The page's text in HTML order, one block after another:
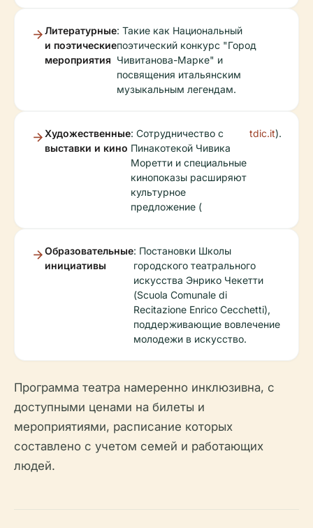
Литературные
и поэтические
мероприятия
: Такие как Национальный
поэтический конкурс "Город
Чивитанова-Марке" и
посвящения итальянским
музыкальным легендам.
Художественные
выставки и кино
: Сотрудничество с
Пинакотекой Чивика
Моретти и специальные
кинопоказы расширяют
культурное
предложение (
tdic.it).
Образовательные
инициативы
: Постановки Школы
городского театрального
искусства Энрико Чекетти
(Scuola Comunale di
Recitazione Enrico Cecchetti),
поддерживающие вовлечение
молодежи в искусство.
Программа театра намеренно инклюзивна, с
доступными ценами на билеты и
мероприятиями, расписание которых
составлено с учетом семей и работающих
людей.